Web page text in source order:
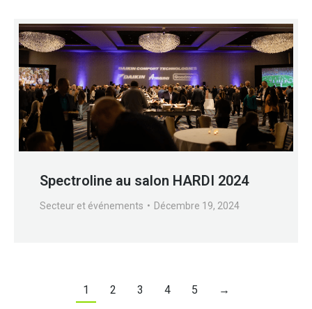
Spectroline au salon HARDI 2024
Secteur et événements Décembre 19, 2024
1 2 3 4 5 →